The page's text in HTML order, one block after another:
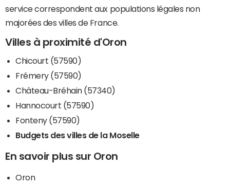
service correspondent aux populations légales non
majorées des villes de France.
Villes à proximité d'Oron
Chicourt (57590)
Frémery (57590)
Château-Bréhain (57340)
Hannocourt (57590)
Fonteny (57590)
Budgets des villes de la Moselle
En savoir plus sur Oron
Oron